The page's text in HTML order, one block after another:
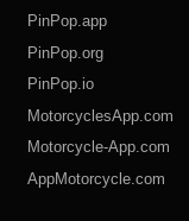
PinPop.app
PinPop.org
PinPop.io
MotorcyclesApp.com
Motorcycle-App.com
AppMotorcycle.com